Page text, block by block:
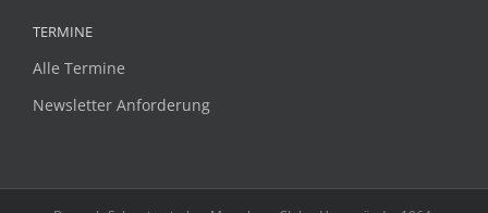
TERMINE
Alle Termine
Newsletter Anforderung